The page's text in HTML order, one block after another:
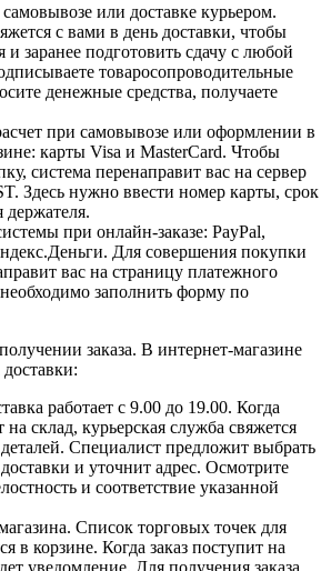
или доставке курьером.
с вами в день доставки, чтобы
и заранее подготовить сдачу с любой
товаросопроводительные
денежные средства, получаете
при самовывозе или оформлении в
карты Visa и MasterCard. Чтобы
система перенаправит вас на сервер
Здесь нужно ввести номер карты, срок
держателя.
при онлайн-заказе: PayPal,
Для совершения покупки
вас на страницу платежного
необходимо заполнить форму по
заказа. В интернет-магазине
работает с 9.00 до 19.00. Когда
на склад, курьерская служба свяжется
Специалист предложит выбрать
и уточнит адрес. Осмотрите
и соответствие указанной
Список торговых точек для
в корзине. Когда заказ поступит на
уведомление. Для получения заказа